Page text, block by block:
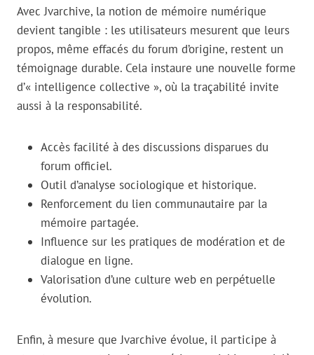
Avec Jvarchive, la notion de mémoire numérique
devient tangible : les utilisateurs mesurent que leurs
propos, même effacés du forum d’origine, restent un
témoignage durable. Cela instaure une nouvelle forme
d’« intelligence collective », où la traçabilité invite
aussi à la responsabilité.
Accès facilité à des discussions disparues du
forum officiel.
Outil d’analyse sociologique et historique.
Renforcement du lien communautaire par la
mémoire partagée.
Influence sur les pratiques de modération et de
dialogue en ligne.
Valorisation d’une culture web en perpétuelle
évolution.
Enfin, à mesure que Jvarchive évolue, il participe à